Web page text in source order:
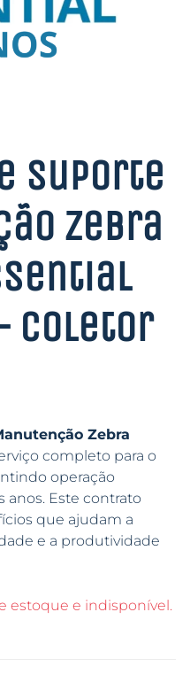
Suporte
Zebra
Coletor
Zebra
completo para o
operação
Este contrato
que ajudam a
e a produtividade
estoque e indisponível.